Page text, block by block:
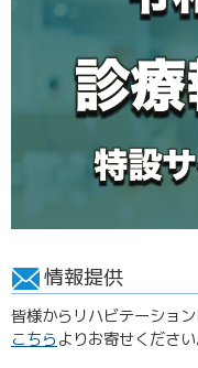
情報提供
皆様からリハビテーショ
こちらよりお寄せください